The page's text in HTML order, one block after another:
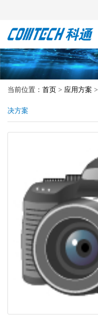
当前位置： 首页 > 应用方案 >
决方案